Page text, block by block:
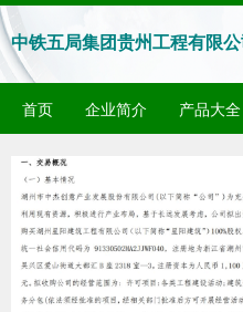
中铁五局集团贵州工程有限公
首页 企业简介 产品大全